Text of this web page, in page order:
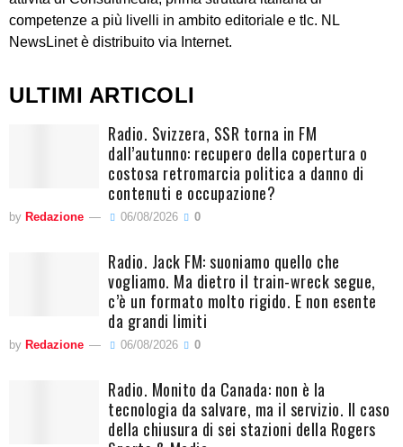
competenze a più livelli in ambito editoriale e tlc. NL
NewsLinet è distribuito via Internet.
ULTIMI ARTICOLI
Radio. Svizzera, SSR torna in FM
dall’autunno: recupero della copertura o
costosa retromarcia politica a danno di
contenuti e occupazione?
by Redazione 06/08/2026 0
Radio. Jack FM: suoniamo quello che
vogliamo. Ma dietro il train-wreck segue,
c’è un formato molto rigido. E non esente
da grandi limiti
by Redazione 06/08/2026 0
Radio. Monito da Canada: non è la
tecnologia da salvare, ma il servizio. Il caso
della chiusura di sei stazioni della Rogers